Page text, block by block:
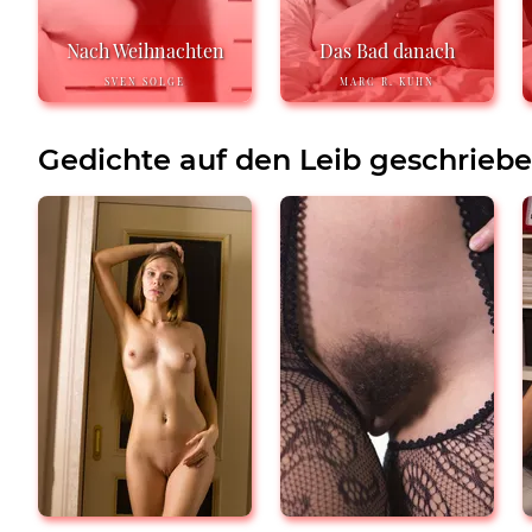
Nach Weihnachten
SVEN SOLGE
Das Bad danach
MARC R. KUHN
Gedichte auf den Leib